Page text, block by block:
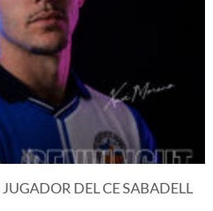
DEL CE SABADELL